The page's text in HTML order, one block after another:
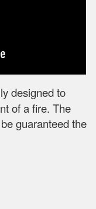
designed to
of a fire. The
guaranteed the